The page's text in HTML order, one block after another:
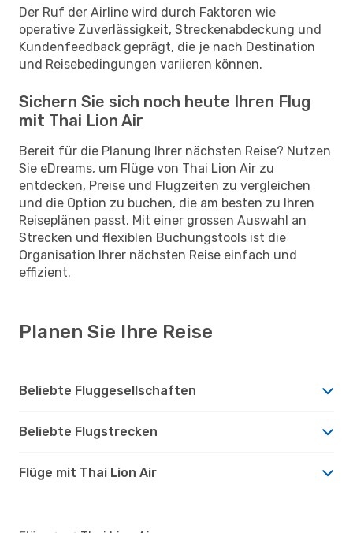
Der Ruf der Airline wird durch Faktoren wie
operative Zuverlässigkeit, Streckenabdeckung und
Kundenfeedback geprägt, die je nach Destination
und Reisebedingungen variieren können.
Sichern Sie sich noch heute Ihren Flug
mit Thai Lion Air
Bereit für die Planung Ihrer nächsten Reise? Nutzen
Sie eDreams, um Flüge von Thai Lion Air zu
entdecken, Preise und Flugzeiten zu vergleichen
und die Option zu buchen, die am besten zu Ihren
Reiseplänen passt. Mit einer grossen Auswahl an
Strecken und flexiblen Buchungstools ist die
Organisation Ihrer nächsten Reise einfach und
effizient.
Planen Sie Ihre Reise
Beliebte Fluggesellschaften
Beliebte Flugstrecken
Flüge mit Thai Lion Air